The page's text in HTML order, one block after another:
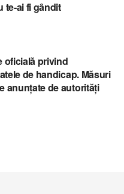
te-ai fi gândit
oficială privind
de handicap. Măsuri
anunțate de autorități